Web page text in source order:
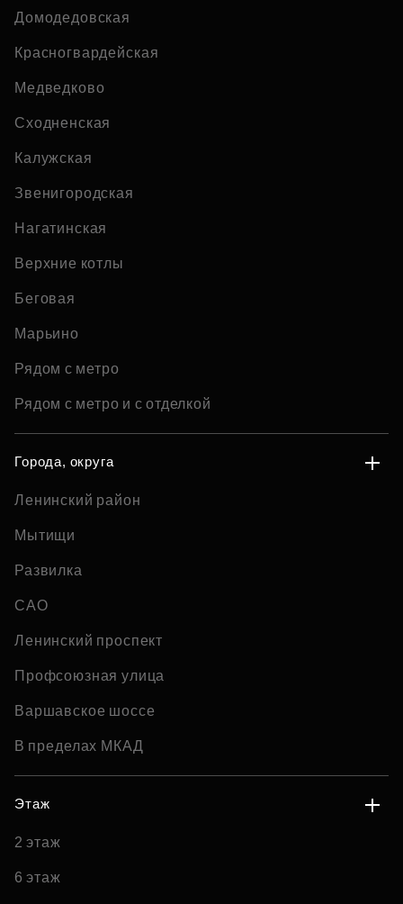
Домодедовская
Красногвардейская
Медведково
Сходненская
Калужская
Звенигородская
Нагатинская
Верхние котлы
Беговая
Марьино
Рядом с метро
Рядом с метро и с отделкой
Города, округа
Ленинский район
Мытищи
Развилка
САО
Ленинский проспект
Профсоюзная улица
Варшавское шоссе
В пределах МКАД
Этаж
2 этаж
6 этаж